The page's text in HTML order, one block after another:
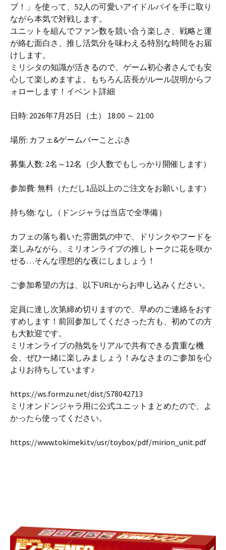
ブ！」を使って、52人の可愛いアイドルパイを手に取り
ながら本気で対戦します。
ユニットを組んでファン数を競い合う楽しさ、戦略と運
が絡む面白さ、推し活気分を味わえる特別な時間をお届
けします。
ミリシタの知識が活きるので、ゲーム初心者さんでも安
心して楽しめますよ。もちろん店長がルール説明からフ
ォローします！イベント詳細
日時: 2026年7月25日（土） 18:00 ～ 21:00
場所: カフェ&ゲームバーことぶき
募集人数: 2名～12名（少人数でもしっかり開催します）
参加費: 無料（ただし1品以上のご注文をお願いします）
持ち物: なし（ドンジャラは当店で全準備）
カフェの落ち着いた雰囲気の中で、ドリンクやフードを
楽しみながら、ミリオンライブの推しトークに花を咲か
せる…そんな理想的な夜にしましょう！
ご参加希望の方は、以下URLからお申し込みください。
定員に達し次第締め切りますので、早めのご連絡をおす
すめします！前回参加してくださった方も、初めての方
も大歓迎です。
ミリオンライブの熱気をリアルで共有できる貴重な機
会、ぜひ一緒に楽しみましょう！みなさまのご参加を心
よりお待ちしています♪
https://ws.formzu.net/dist/S78042713
ミリオンドンジャラ用に公式ユニットまとめたので、よ
かったら使ってください。
https://www.tokimeki.tv/usr/toybox/pdf/mirion_unit.pdf